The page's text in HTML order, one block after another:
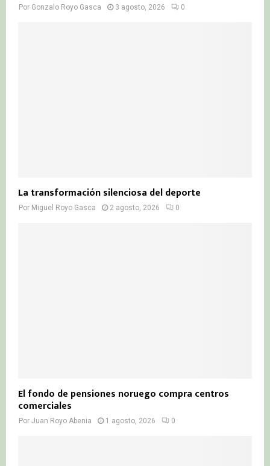
Por Gonzalo Royo Gasca 3 agosto, 2026 0
La transformación silenciosa del deporte
Por Miguel Royo Gasca 2 agosto, 2026 0
El fondo de pensiones noruego compra centros
comerciales
Por Juan Royo Abenia 1 agosto, 2026 0